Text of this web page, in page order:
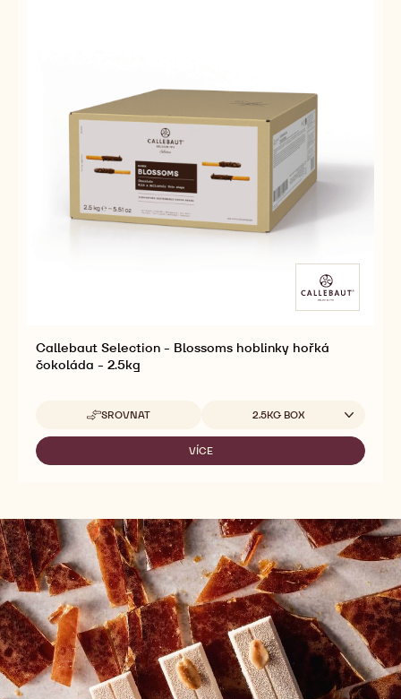
SROVNAT
-
CALLEBAUT
SELECTION
BLOSSOMS
HOBLINKY
BÍLÁ
ČOKOLÁDA
-
2.5KG
2.5KG BOX
VÍCE
SELECTION
BÍLÁ
ČOKOLÁDA
Callebaut Selection - Blossoms hoblinky hořká
čokoláda - 2.5kg
SROVNAT
-
CALLEBAUT
SELECTION
-
Dostupná balení
2.5KG BOX
VÍCE
-